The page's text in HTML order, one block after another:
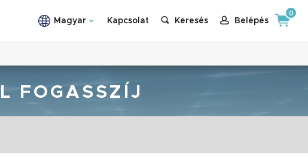
Magyar Kapcsolat Keresés Belépés
0
FOGASSZÍJ